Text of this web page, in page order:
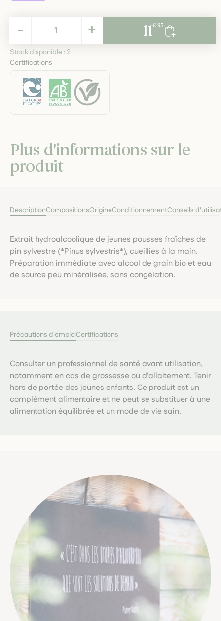
11,95 € +
- 11€ 95
Stock disponible : 2
Certifications
Plus d'informations sur le
produit
DescriptionCompositionsOrigineConditionnementConseils
Extrait hydroalcoolique de jeunes pousses fraîches de
pin sylvestre (*Pinus sylvestris*), cueillies à la main.
Préparation immédiate avec alcool de grain bio et eau
de source peu minéralisée, sans congélation.
Précautions d'emploiCertifications
Consulter un professionnel de santé avant utilisation,
notamment en cas de grossesse ou d'allaitement. Tenir
hors de portée des jeunes enfants. Ce produit est un
complément alimentaire et ne peut se substituer à une
alimentation équilibrée et un mode de vie sain.